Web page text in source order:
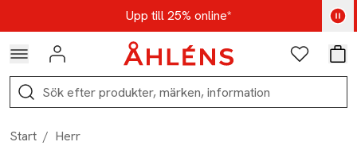
Hoppa till navigationsmenynUpp till 25% online*
Kod: AUG25 - Shoppa nu
Logga in Favoriter
Sök
Start / Herr